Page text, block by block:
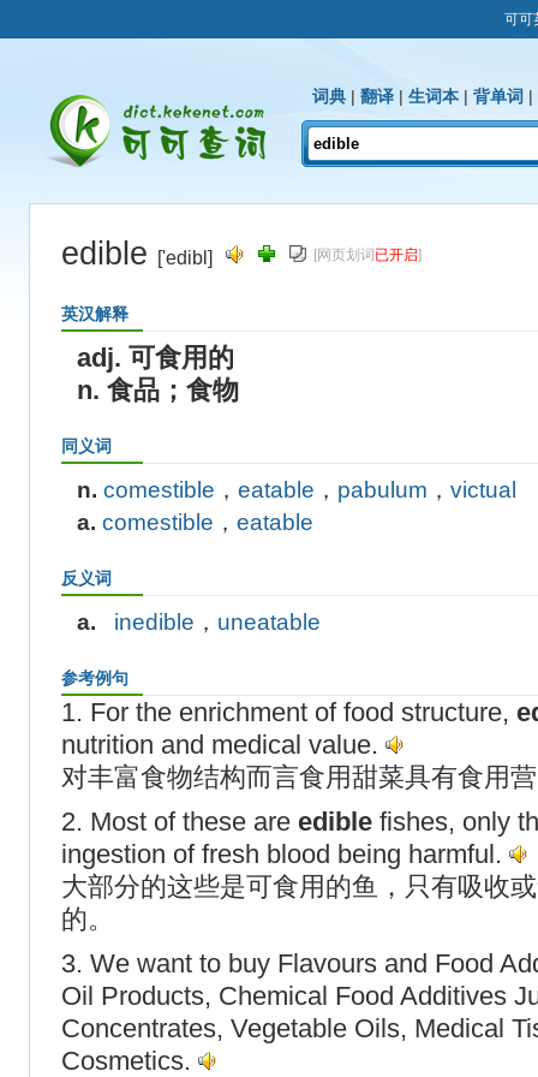
可可
词典 | 翻译 | 生词本 | 背单词 |
edible ['edibl] [网页划词 已开启]
英汉解释
adj. 可食用的
n. 食品；食物
同义词
n. comestible ， eatable ， pabulum ， victual
a. comestible ， eatable
反义词
a. inedible ， uneatable
参考例句
1. For the enrichment of food structure,
nutrition and medical value.
对丰富食物结构而言食用甜菜具有食用
2. Most of these are edible fishes, only
ingestion of fresh blood being harmful.
大部分的这些是可食用的鱼，只有吸收
的。
3. We want to buy Flavours and Food
Oil Products, Chemical Food Additives
Concentrates, Vegetable Oils, Medical
Cosmetics.